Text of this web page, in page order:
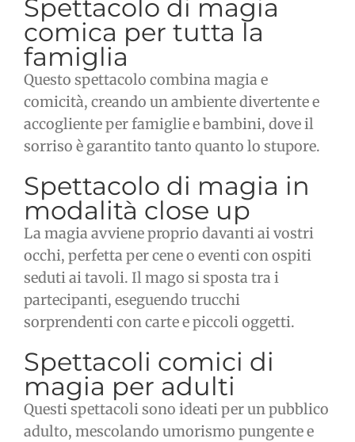
Spettacolo di magia
comica per tutta la
famiglia
Questo spettacolo combina magia e
comicità, creando un ambiente divertente e
accogliente per famiglie e bambini, dove il
sorriso è garantito tanto quanto lo stupore.
Spettacolo di magia in
modalità close up
La magia avviene proprio davanti ai vostri
occhi, perfetta per cene o eventi con ospiti
seduti ai tavoli. Il mago si sposta tra i
partecipanti, eseguendo trucchi
sorprendenti con carte e piccoli oggetti.
Spettacoli comici di
magia per adulti
Questi spettacoli sono ideati per un pubblico
adulto, mescolando umorismo pungente e